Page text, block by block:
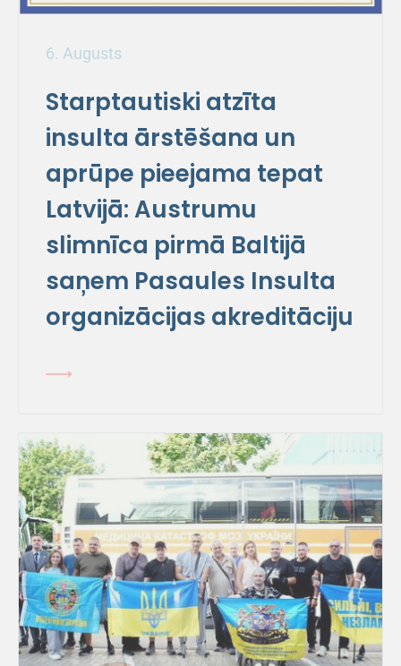
6. Augusts
Starptautiski atzīta
insulta ārstēšana un
aprūpe pieejama tepat
Latvijā: Austrumu
slimnīca pirmā Baltijā
saņem Pasaules Insulta
organizācijas akreditāciju